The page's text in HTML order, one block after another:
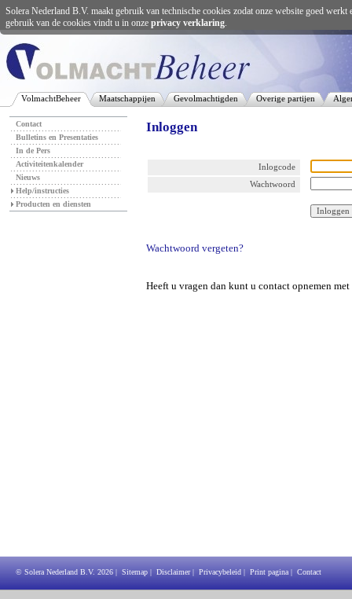
VolmachtBeheer Maatschappijen Gevolmachtigden Overige partijen
Contact
Bulletins en Presentaties
In de Pers
Activiteitenkalender
Nieuws
Help/instructies
Producten en diensten
Inloggen
Inlogcode
Wachtwoord
Wachtwoord vergeten?
Heeft u vragen dan kunt u contact opnemen met
© Solera Nederland B.V. 2026 | Sitemap | Disclaimer| Privacybeleid | Print pagina | Contact
Solera Nederland B.V. maakt gebruik van technische cookies zodat onze website goed
gebruik van de cookies vindt u in onze privacy verklaring.